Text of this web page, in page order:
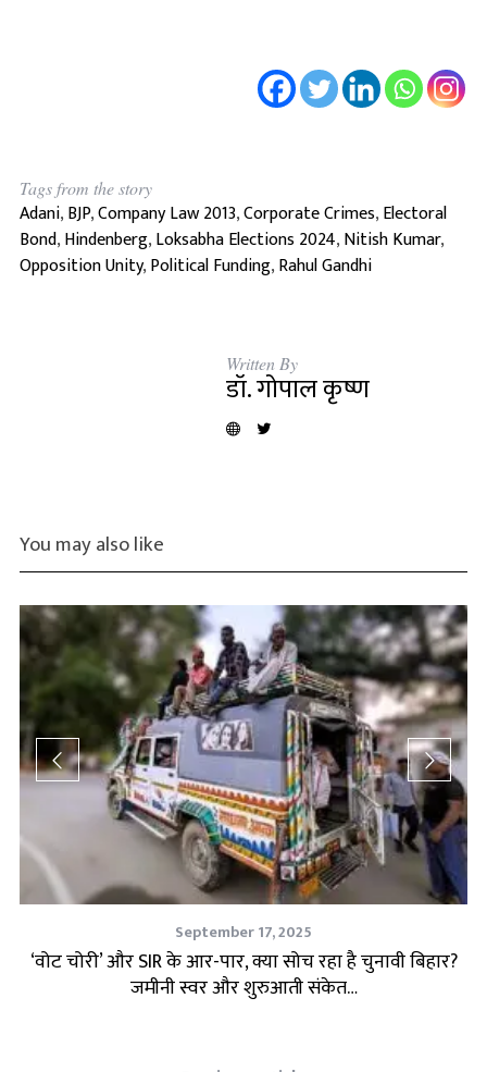
Tags from the story
Adani,BJP,Company Law 2013,Corporate Crimes,Electoral
Bond,Hindenberg,Loksabha Elections 2024,Nitish Kumar,
Opposition Unity,Political Funding,Rahul Gandhi
Written By
डॉ. गोपाल कृष्ण
You may also like
September 17, 2025
‘वोट चोरी’ और SIR के आर-पार, क्या सोच रहा है चुनावी बिहार?
जमीनी स्वर और शुरुआती संकेत…